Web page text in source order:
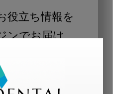
役立ち情報を
ンでお届け
種（歯科医師、歯